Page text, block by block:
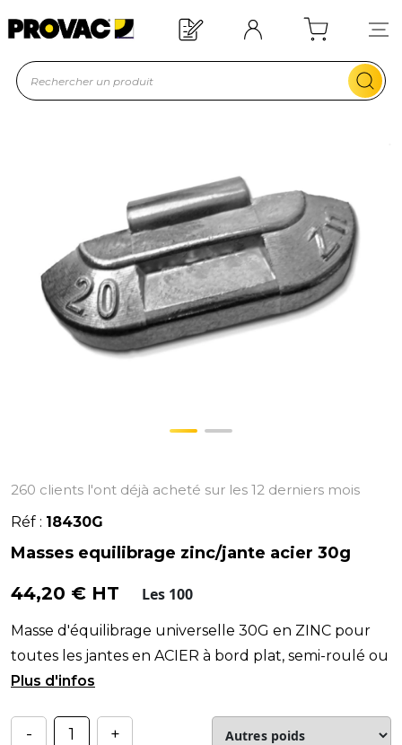
Offre de bienvenue : 20€ offerts !
En savoir plus
260 clients l'ont déjà acheté sur les 12 derniers mois
Réf : 18430G
Masses equilibrage zinc/jante acier 30g
44,20 € HT Les 100
Masse d'équilibrage universelle 30G en ZINC pour
toutes les jantes en ACIER à bord plat, semi-roulé ou
roulé !
- +